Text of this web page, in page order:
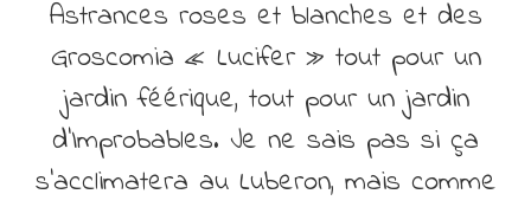
Astrances roses et blanches et des
Groscomia « Lucifer » tout pour un
jardin féérique, tout pour un jardin
d’Improbables. Je ne sais pas si ça
s’acclimatera au Luberon, mais comme